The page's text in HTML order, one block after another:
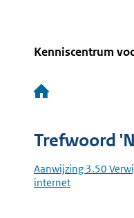
Kenniscentrum
Hoofdnavigatie
Trefwoord
Aanwijzing 3.50
internet